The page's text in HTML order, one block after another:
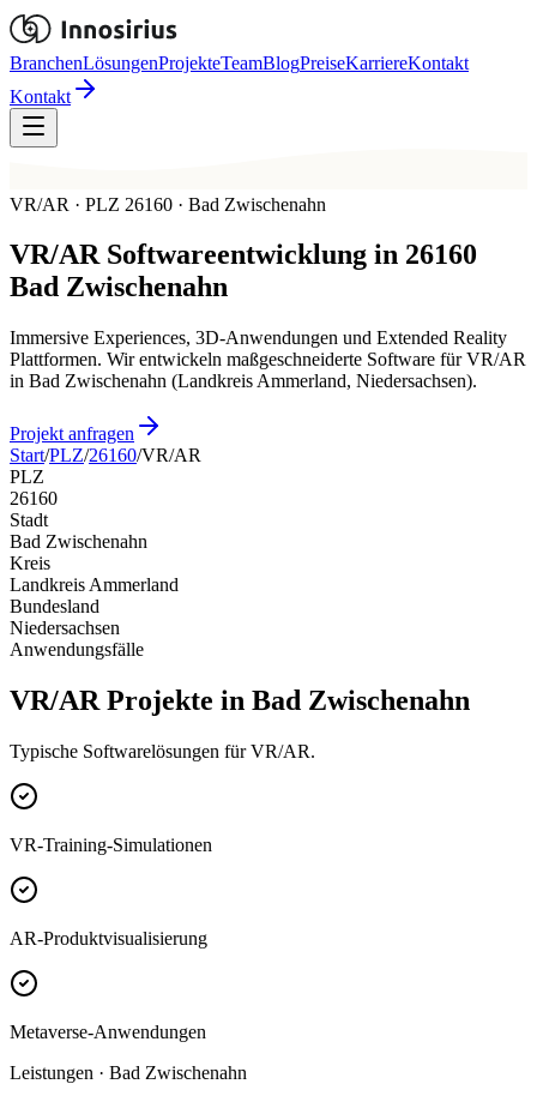
BranchenLösungenProjekteTeamBlogPreiseKarriereKontakt
Kontakt
VR/AR · PLZ 26160 · Bad Zwischenahn
VR/ARSoftwareentwicklung in 26160
Bad Zwischenahn
Immersive Experiences, 3D-Anwendungen und Extended Reality
Plattformen. Wir entwickeln maßgeschneiderte Software für VR/AR
in Bad Zwischenahn (Landkreis Ammerland, Niedersachsen).
Projekt anfragen
Start/PLZ/26160/VR/AR
PLZ
26160
Stadt
Bad Zwischenahn
Kreis
Landkreis Ammerland
Bundesland
Niedersachsen
Anwendungsfälle
VR/AR Projekte in Bad Zwischenahn
Typische Softwarelösungen für VR/AR.
VR-Training-Simulationen
AR-Produktvisualisierung
Metaverse-Anwendungen
Leistungen · Bad Zwischenahn